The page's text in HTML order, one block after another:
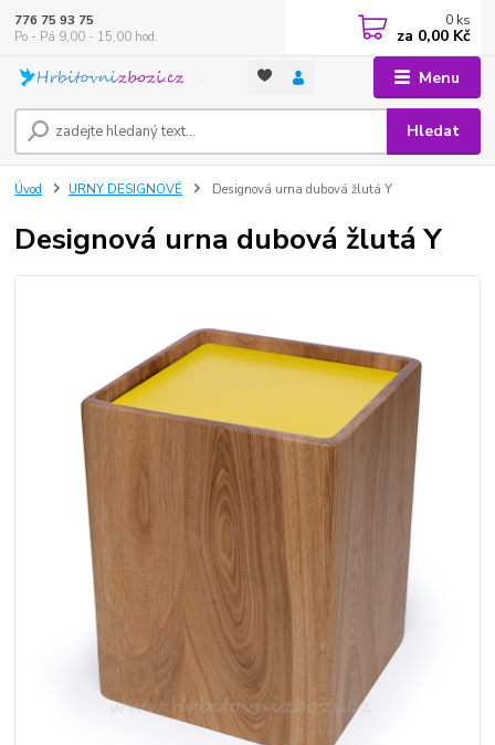
Menu
Hledat
776 75 93 75
Po - Pá 9,00 - 15,00 hod.
0 ks
za 0,00 Kč
Úvod URNY DESIGNOVÉ Designová urna dubová žlutá Y
Designová urna dubová žlutá Y